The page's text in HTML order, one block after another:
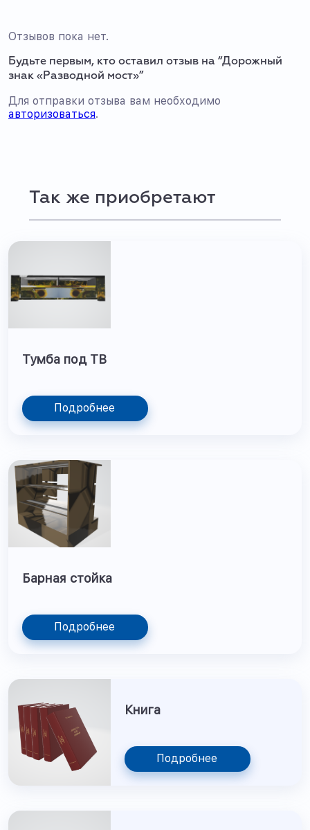
Отзывов пока нет.
Будьте первым, кто оставил отзыв на “Дорожный
знак «Разводной мост»”
Для отправки отзыва вам необходимо
авторизоваться.
Так же приобретают
Тумба под ТВ
Подробнее
Барная стойка
Подробнее
Книга
Подробнее